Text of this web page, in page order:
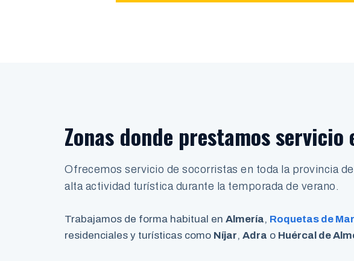
Zonas donde prestamos
Ofrecemos servicio de socorristas en toda la provincia
alta actividad turística durante la temporada de verano.
Trabajamos de forma habitual en Almería, Roquetas de Mar
residenciales y turísticas como Níjar, Adra o Huércal de